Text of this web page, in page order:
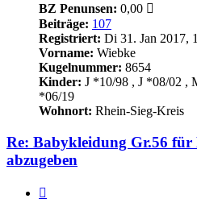
BZ Penunsen: 0,00
Beiträge: 107
Registriert: Di 31. Jan 2017,
Vorname: Wiebke
Kugelnummer: 8654
Kinder: J *10/98 , J *08/02 ,
*06/19
Wohnort: Rhein-Sieg-Kreis
Re: Babykleidung Gr.56
abzugeben